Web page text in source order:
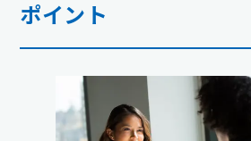
ポイント